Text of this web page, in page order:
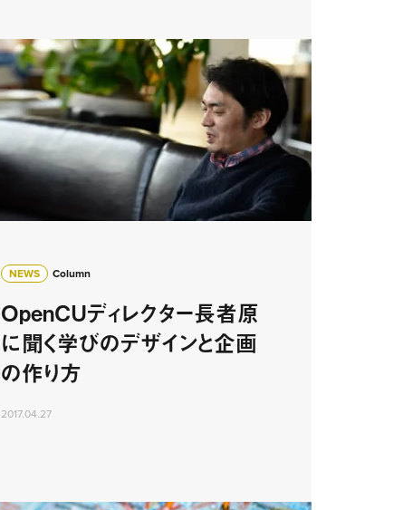
NEWS Column
OpenCUディレクター長者原
に聞く学びのデザインと企画
の作り方
2017.04.27